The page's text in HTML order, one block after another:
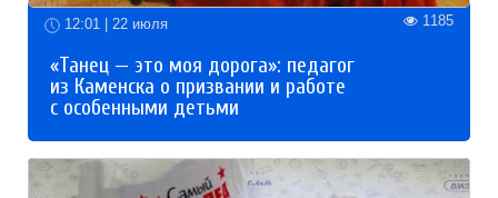
12:01 | 22 июля 1185
«Танец — это моя дорога»: педагог
из Каменска о призвании и работе
с особенными детьми